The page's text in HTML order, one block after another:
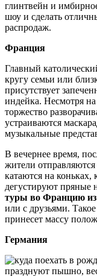
глинтвейн и
шоу и сделать
распродаж.
Франция
Главный
кругу семьи или
присутствует
индейка. Несмотря
торжество
устраиваются
музыкальные
В вечернее время,
жители отправляются
катаются на
дегустируют пряные
туры во Францию
или с друзьями.
принесет массу
Германия
празднуют пышно,